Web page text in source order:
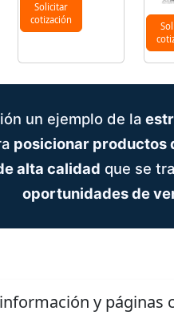
Solicitar
cotización
un ejemplo de la
posicionar productos
alta calidad que se
oportunidades de
y páginas